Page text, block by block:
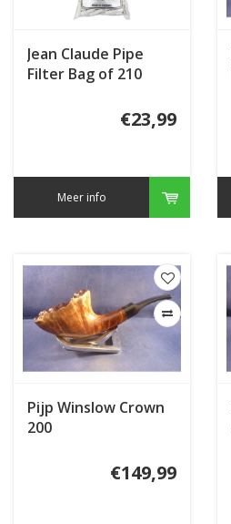
Jean Claude Pipe
Filter Bag of 210
€23,99
Meer info
Pijp Winslow Crown
200
€149,99